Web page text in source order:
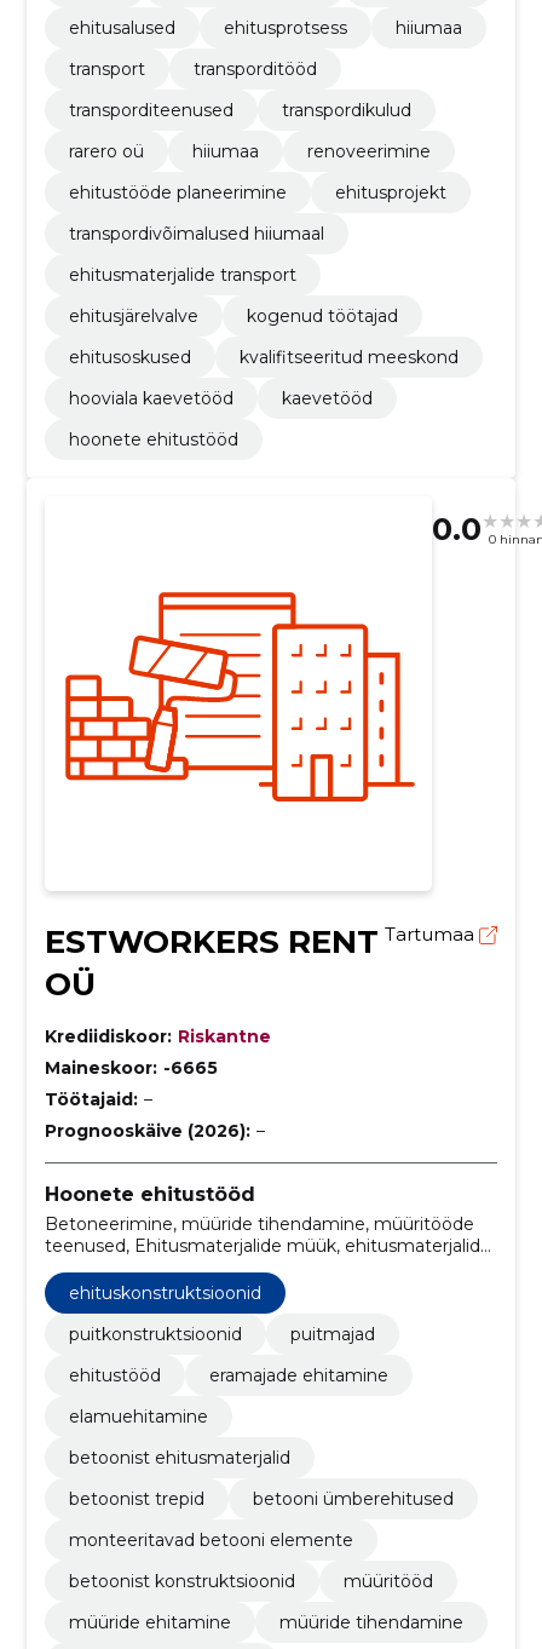
ehitusalused
ehitusprotsess
hiiumaa
transport
transporditööd
transporditeenused
transpordikulud
rarero oü
hiiumaa
renoveerimine
ehitustööde planeerimine
ehitusprojekt
transpordivõimalused hiiumaal
ehitusmaterjalide transport
ehitusjärelvalve
kogenud töötajad
ehitusoskused
kvalifitseeritud meeskond
hooviala kaevetööd
kaevetööd
hoonete ehitustööd
0.0 0
ESTWORKERS RENT
OÜ
Tartumaa
Krediidiskoor: Riskantne
Maineskoor: -6665
Töötajaid: –
Prognooskäive (2026): –
Hoonete ehitustööd
Betoneerimine, müüride tihendamine, müüritööde
teenused, Ehitusmaterjalide müük, ehitusmaterjalide
paigaldamine, ehitusprojektid, betoonplokkidest
müüritis, dekoratiivsed seinapaneelid, müüriladumise
paneelid, müüride ehitamine
ehituskonstruktsioonid
puitkonstruktsioonid
puitmajad
ehitustööd
eramajade ehitamine
elamuehitamine
betoonist ehitusmaterjalid
betoonist trepid
betooni ümberehitused
monteeritavad betooni elemente
betoonist konstruktsioonid
müüritööd
müüride ehitamine
müüride tihendamine